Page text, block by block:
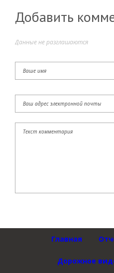
Добавить
Данные не разглашаются
Главная
Дорожное